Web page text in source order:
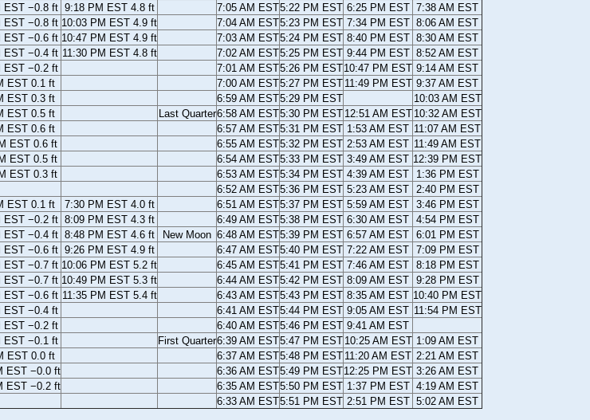
EST −0.8 ft 9:18 PM EST 4.8 ft 7:05 AM EST5:22 PM EST 6:25 PM EST 7:38 AM EST
EST −0.8 ft 10:03 PM EST 4.9 ft 7:04 AM EST5:23 PM EST 7:34 PM EST 8:06 AM EST
EST −0.6 ft 10:47 PM EST 4.9 ft 7:03 AM EST5:24 PM EST 8:40 PM EST 8:30 AM EST
EST −0.4 ft 11:30 PM EST 4.8 ft 7:02 AM EST5:25 PM EST 9:44 PM EST 8:52 AM EST
EST −0.2 ft 7:01 AM EST5:26 PM EST10:47 PM EST 9:14 AM EST
EST 0.1 ft 7:00 AM EST5:27 PM EST 11:49 PM EST 9:37 AM EST
EST 0.3 ft 6:59 AM EST5:29 PM EST
10:03 AM EST
EST 0.5 ft Last Quarter6:58 AM EST5:30 PM EST 12:51 AM EST 10:32 AM EST
EST 0.6 ft 6:57 AM EST5:31 PM EST 1:53 AM EST 11:07 AM EST
EST 0.6 ft 6:55 AM EST5:32 PM EST 2:53 AM EST 11:49 AM EST
EST 0.5 ft 6:54 AM EST5:33 PM EST 3:49 AM EST 12:39 PM EST
EST 0.3 ft 6:53 AM EST5:34 PM EST 4:39 AM EST
1:36 PM EST
6:52 AM EST5:36 PM EST 5:23 AM EST
2:40 PM EST
EST 0.1 ft 7:30 PM EST 4.0 ft 6:51 AM EST5:37 PM EST 5:59 AM EST 3:46 PM EST
EST −0.2 ft 8:09 PM EST 4.3 ft 6:49 AM EST5:38 PM EST 6:30 AM EST 4:54 PM EST
EST −0.4 ft 8:48 PM EST 4.6 ft New Moon 6:48 AM EST5:39 PM EST 6:57 AM EST 6:01 PM EST
EST −0.6 ft 9:26 PM EST 4.9 ft 6:47 AM EST5:40 PM EST 7:22 AM EST 7:09 PM EST
EST −0.7 ft 10:06 PM EST 5.2 ft 6:45 AM EST5:41 PM EST 7:46 AM EST 8:18 PM EST
EST −0.7 ft 10:49 PM EST 5.3 ft 6:44 AM EST5:42 PM EST 8:09 AM EST 9:28 PM EST
EST −0.6 ft 11:35 PM EST 5.4 ft 6:43 AM EST5:43 PM EST 8:35 AM EST 10:40 PM EST
EST −0.4 ft 6:41 AM EST5:44 PM EST 9:05 AM EST 11:54 PM EST
EST −0.2 ft 6:40 AM EST5:46 PM EST 9:41 AM EST
EST −0.1 ft First Quarter6:39 AM EST5:47 PM EST 10:25 AM EST 1:09 AM EST
EST 0.0 ft 6:37 AM EST5:48 PM EST 11:20 AM EST 2:21 AM EST
EST −0.0 ft 6:36 AM EST5:49 PM EST12:25 PM EST 3:26 AM EST
EST −0.2 ft 6:35 AM EST5:50 PM EST 1:37 PM EST 4:19 AM EST
6:33 AM EST5:51 PM EST 2:51 PM EST 5:02 AM EST